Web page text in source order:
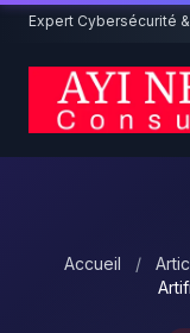
Aller au contenu
Expert Cybersécurité
Accueil /
Un projet